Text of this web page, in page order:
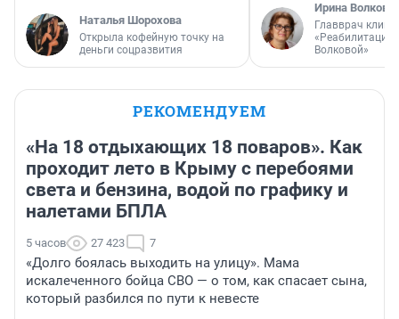
Наталья Шорохова
Открыла кофейную точку на
деньги соцразвития
Ирина Волкова
Главврач
«Реабилитация
Волковой»
РЕКОМЕНДУЕМ
«На 18 отдыхающих 18 поваров». Как
проходит лето в Крыму с перебоями
света и бензина, водой по графику и
налетами БПЛА
5 часов 27 423 7
«Долго боялась выходить на улицу». Мама
искалеченного бойца СВО — о том, как спасает сына,
который разбился по пути к невесте